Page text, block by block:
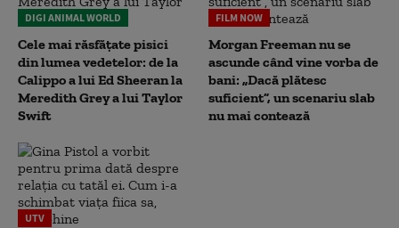
DIGI ANIMAL WORLD
Cele mai răsfățate pisici
din lumea vedetelor: de la
Calippo a lui Ed Sheeran la
Meredith Grey a lui Taylor
Swift
FILM NOW
Morgan Freeman nu se
ascunde când vine vorba de
bani: „Dacă plătesc
suficient”, un scenariu slab
nu mai contează
UTV